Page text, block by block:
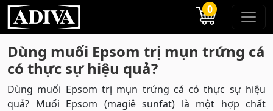
0
Dùng muối Epsom trị mụn trứng cá
có thực sự hiệu quả?
Dùng muối Epsom trị mụn trứng cá có thực sự hiệu
quả? Muối Epsom (magiê sunfat) là một hợp chất